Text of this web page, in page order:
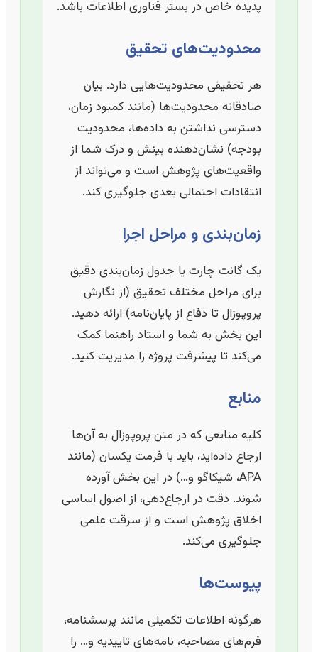
پدیده خاص در بستر فناوری اطلاعات باشد.
محدودیت‌های تحقیق
هر تحقیقی محدودیت‌هایی دارد. بیان
صادقانه محدودیت‌ها (مانند کمبود زمان،
دسترسی نداشتن به داده‌ها، محدودیت
بودجه) نشان‌دهنده بینش و درک شما از
واقعیت‌های پژوهش است و می‌تواند از
انتقادات احتمالی بعدی جلوگیری کند.
زمان‌بندی و مراحل اجرا
یک گانت چارت یا جدول زمان‌بندی دقیق
برای مراحل مختلف تحقیق (از نگارش
پروپوزال تا دفاع از پایان‌نامه) ارائه دهید.
این بخش به شما و استاد راهنما کمک
می‌کند تا پیشرفت پروژه را مدیریت کنید.
منابع
کلیه منابعی که در متن پروپوزال به آن‌ها
ارجاع داده‌اید، باید با فرمت یکسان (مانند
APA، شیکاگو و…) در این بخش آورده
شوند. دقت در ارجاع‌دهی، از اصول اساسی
اخلاق پژوهش است و از سرقت علمی
جلوگیری می‌کند.
پیوست‌ها
هرگونه اطلاعات تکمیلی مانند پرسشنامه،
فرم‌های مصاحبه، نامه‌های تاییدیه و… را